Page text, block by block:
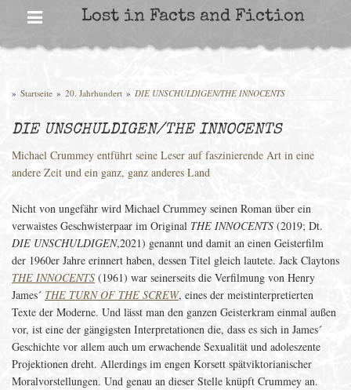
Lost in Facts and Fiction
» Startseite » 20. Jahrhundert » DIE UNSCHULDIGEN/THE INNOCENTS
DIE UNSCHULDIGEN/THE INNOCENTS
Michael Crummey entführt seine Leser auf faszinierende Art in eine
andere Zeit und ein ganz, ganz anderes Land
Nicht von ungefähr wird Michael Crummey seinen Roman über ein
verwaistes Geschwisterpaar im Original THE INNOCENTS (2019; Dt.
DIE UNSCHULDIGEN,2021) genannt und damit an einen Geisterfilm
der 1960er Jahre erinnert haben, dessen Titel gleich lautete. Jack Claytons
THE INNOCENTS (1961) war seinerseits die Verfilmung von Henry
James´ THE TURN OF THE SCREW, eines der meistinterpretierten
Texte der Moderne. Und lässt man den ganzen Geisterkram einmal außen
vor, ist eine der gängigsten Interpretationen die, dass es sich in James´
Geschichte vor allem auch um erwachende Sexualität und adoleszente
Projektionen dreht. Allerdings im engen Korsett spätviktorianischer
Moralvorstellungen. Und genau an dieser Stelle knüpft Crummey an.